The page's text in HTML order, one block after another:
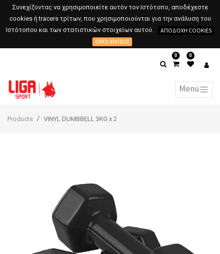
Συνεχίζοντας να χρησιμοποιείτε αυτόν τον Ιστότοπο, αποδέχεστε
cookies ή tracers τρίτων, που χρησιμοποιούνται για την ανάλυση του
Ιστότοπου και των στατιστικών στοιχείων αυτού.
ΑΠΟΔΟΧΉ COOKIES
ΌΡΟΙ ΧΡΉΣΗΣ
0 0
Products VINYL DUMBBELL 3KG x 2